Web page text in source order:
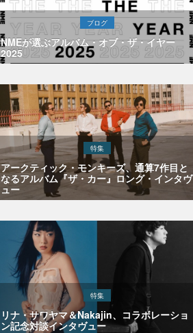
ブログ
NMEが選ぶアルバム・オブ・ザ・イヤー
2025
特集
アークティック・モンキーズ、通算7作目と
なるアルバム『ザ・カー』ロング・インタヴ
ュー
特集
リナ・サワヤマ＆Nakajin、コラボレーショ
ン記念対談インタヴュー